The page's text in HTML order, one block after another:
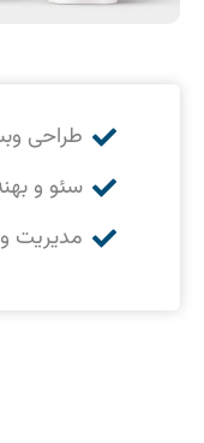
طراحی
سئو و
مدیریت